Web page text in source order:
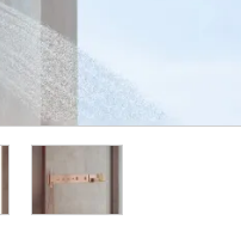
148 430.
грн/шт